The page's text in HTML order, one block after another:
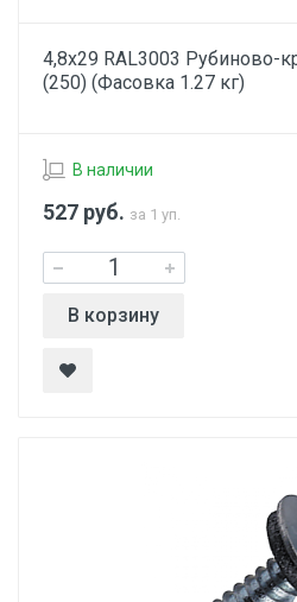
4,8х29 RAL3003 Рубиново-
(250) (Фасовка 1.27 кг)
В наличии
527 руб. за 1 уп.
В корзину